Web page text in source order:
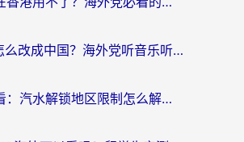
网易云ip怎么改成中国？海外党听音乐听书的无痛解决方案
海外党必看：汽水解锁地区限制怎么解除？3招解决国内影音&生活服务难题